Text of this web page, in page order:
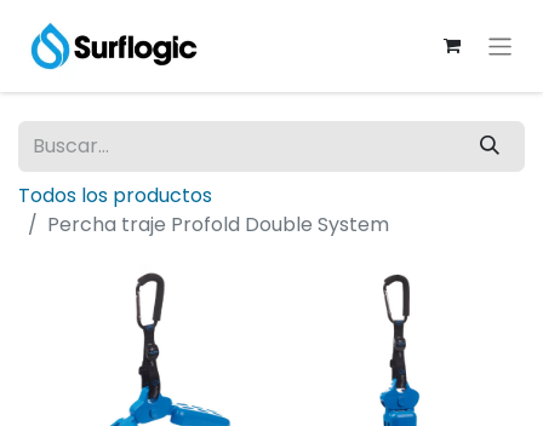
Todos los productos
Percha traje Profold Double System